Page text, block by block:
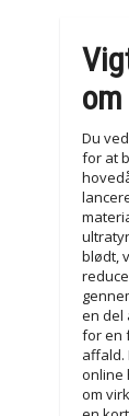
om
Du
for at
blødt,
en del
for en
affald.
online
om